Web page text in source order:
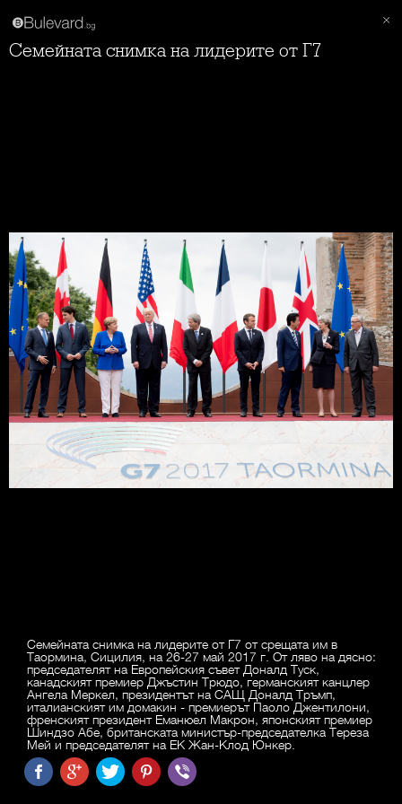
Семейната снимка на лидерите от Г7
Семейната снимка на лидерите от Г7 от срещата им в
Таормина, Сицилия, на 26-27 май 2017 г. От ляво на дясно:
председателят на Европейския съвет Доналд Туск,
канадският премиер Джъстин Трюдо, германският канцлер
Ангела Меркел, президентът на САЩ Доналд Тръмп,
италианският им домакин - премиерът Паоло Джентилони,
френският президент Еманюел Макрон, японският премиер
Шиндзо Абе, британската министър-председателка Тереза
Мей и председателят на ЕК Жан-Клод Юнкер.